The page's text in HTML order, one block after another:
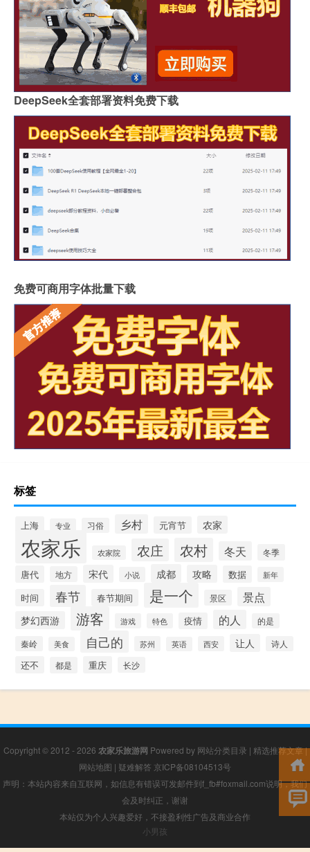
DeepSeek全套部署资料免费下载
免费可商用字体批量下载
标签
上海 专业 习俗 乡村 元宵节 农家
农家乐 农家院 农庄 农村 冬天 冬季
唐代 地方 宋代 小说 成都 攻略 数据 新年
时间 春节 春节期间 是一个 景区 景点
梦幻西游 游客 游戏 特色 疫情 的人 的是
秦岭 美食 自己的 苏州 英语 西安 让人 诗人
还不 都是 重庆 长沙
Copyright © 2012 - 2026 农家乐旅游网 Powered by 网站分类目录 | 精选推荐文章|
网站地图 | 疑难解答 京ICP备08104513号
声明：本站内容来自互联网，如信息有错误可发邮件到f_fb#foxmail.com说明，我们
会及时纠正，谢谢
本站仅为个人兴趣爱好，不接盈利性广告及商业合作
小男孩